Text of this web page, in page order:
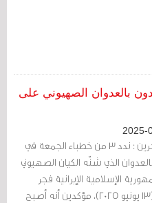
بالعدوان الصهيوني على
مرآة البحرين : ندد 3 من خطباء الجمعة في
الذي شنّه الكيان الصهيوني
الإسلامية الإيرانية فجر
الجمعة (13 يونيو 2025)، مؤكدين أنه أصبح